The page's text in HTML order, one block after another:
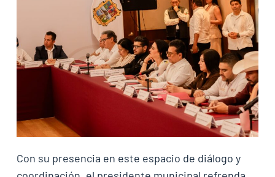
Con su presencia en este espacio de diálogo y